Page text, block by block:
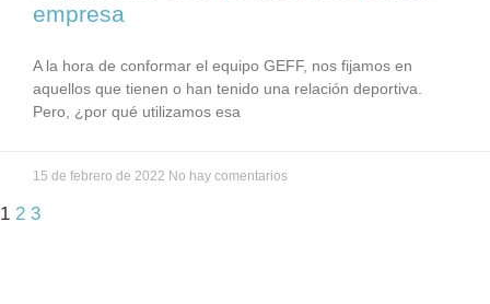
empresa
A la hora de conformar el equipo GEFF, nos fijamos en
aquellos que tienen o han tenido una relación deportiva.
Pero, ¿por qué utilizamos esa
15 de febrero de 2022 No hay comentarios
1 2 3